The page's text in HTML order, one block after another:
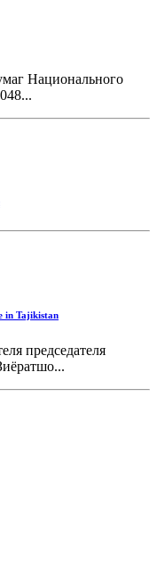
Национального
in Tajikistan
председателя